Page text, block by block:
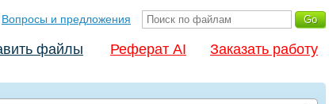
Вопросы и предложения
файлы Реферат AI Заказать работу